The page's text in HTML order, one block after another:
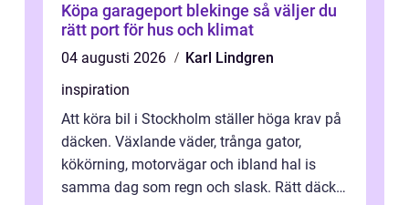
Köpa garageport blekinge så väljer du
rätt port för hus och klimat
04 augusti 2026
Karl Lindgren
inspiration
Att köra bil i Stockholm ställer höga krav på
däcken. Växlande väder, trånga gator,
kökörning, motorvägar och ibland hal is
samma dag som regn och slask. Rätt däck